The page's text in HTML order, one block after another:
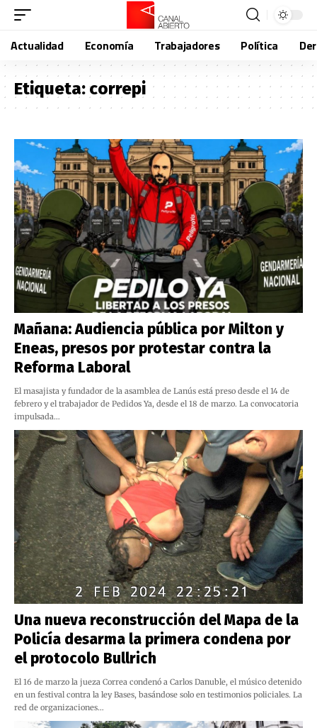
Actualidad Economía Trabajadores Política
Etiqueta:correpi
Mañana: Audiencia pública por Milton y
Eneas, presos por protestar contra la
Reforma Laboral
El masajista y fundador de la asamblea de Lanús está preso desde el 14 de
febrero y el trabajador de Pedidos Ya, desde el 18 de marzo. La convocatoria
impulsada…
Una nueva reconstrucción del Mapa de la
Policía desarma la primera condena por
el protocolo Bullrich
El 16 de marzo la jueza Correa condenó a Carlos Danuble, el músico detenido
en un festival contra la ley Bases, basándose solo en testimonios policiales. La
red de organizaciones…